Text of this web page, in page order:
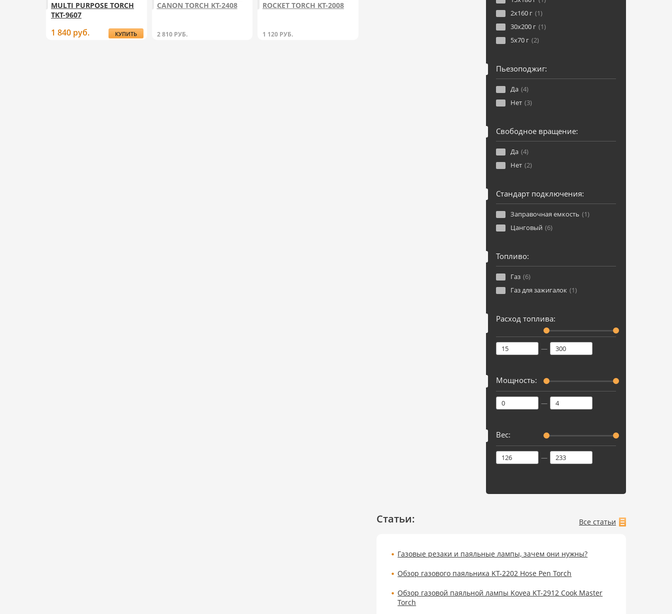
2x160 г (1)
30x200 г (1)
5x70 г (2)
Пьезоподжиг:
Да (4)
Нет (3)
Свободное вращение:
Да (4)
Нет (2)
Стандарт подключения:
Заправочная емкость (1)
Цанговый (6)
Топливо:
Газ (6)
Газ для зажигалок (1)
Расход топлива:
—
Мощность:
—
Вес:
—
MULTI PURPOSE TORCH
TKT-9607
1 840 руб.
КУПИТЬ
CANON TORCH KT-2408
2 810 РУБ.
ROCKET TORCH KT-2008
1 120 РУБ.
Все статьи
Статьи:
Газовые резаки и паяльные лампы, зачем они нужны?
​Обзор газового паяльника KT-2202 Hose Pen Torch
Обзор газовой паяльной лампы Kovea KT-2912 Cook Master
Torch